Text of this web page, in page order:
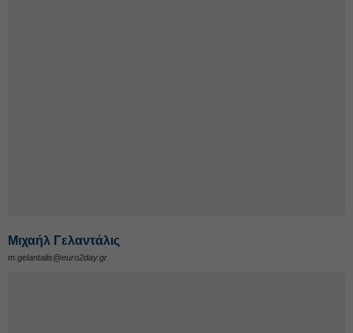
Μιχαήλ Γελαντάλις
m.gelantalis@euro2day.gr